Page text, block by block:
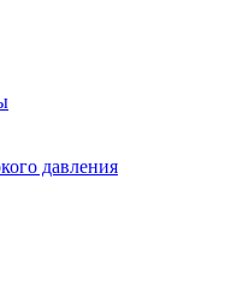
давления